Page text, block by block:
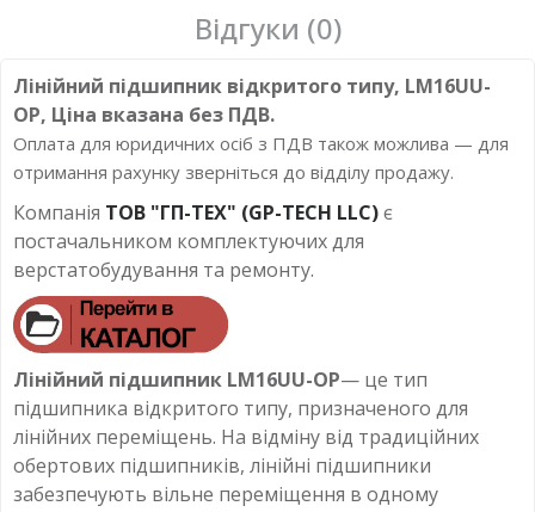
Відгуки (0)
Лінійний підшипник відкритого типу, LM16UU-
OP, Ціна вказана без ПДВ.
Оплата для юридичних осіб з ПДВ також можлива — для
отримання рахунку зверніться до відділу продажу.
Компанія ТОВ "ГП-ТЕХ" (GP-TECH LLC)є
постачальником комплектуючих для
верстатобудування та ремонту.
Лінійний підшипник LM16UU-OP— це тип
підшипника відкритого типу, призначеного для
лінійних переміщень. На відміну від традиційних
обертових підшипників, лінійні підшипники
забезпечують вільне переміщення в одному